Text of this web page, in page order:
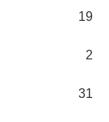
19
2
31